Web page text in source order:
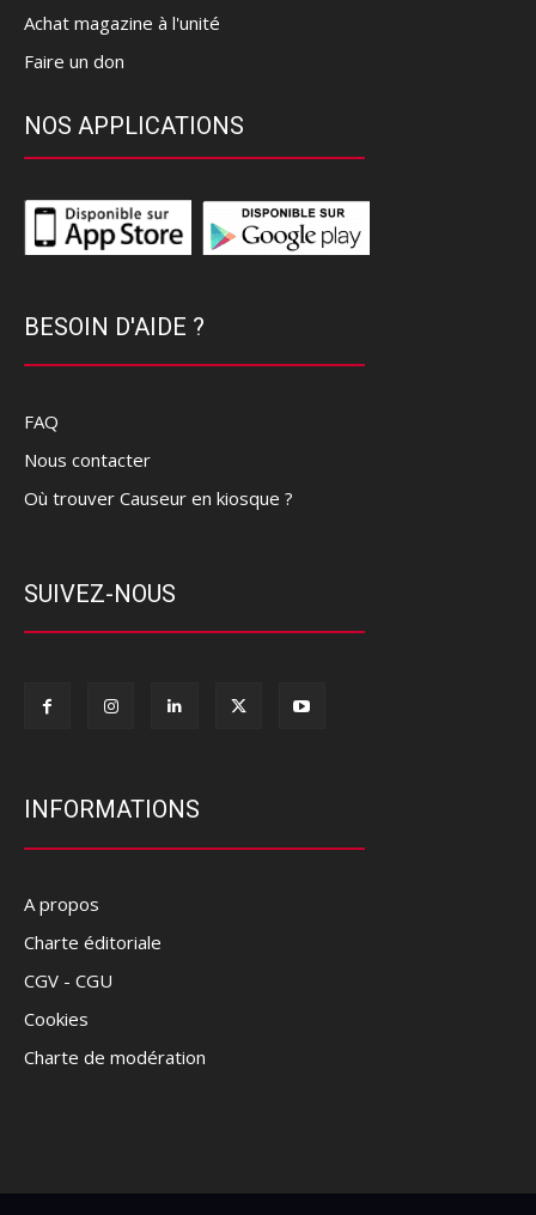
Achat magazine à l'unité
Faire un don
NOS APPLICATIONS
BESOIN D'AIDE ?
FAQ
Nous contacter
Où trouver Causeur en kiosque ?
SUIVEZ-NOUS
INFORMATIONS
A propos
Charte éditoriale
CGV - CGU
Cookies
Charte de modération